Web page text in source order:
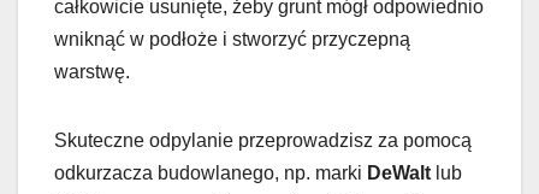
całkowicie usunięte, żeby grunt mógł odpowiednio
wniknąć w podłoże i stworzyć przyczepną
warstwę.
Skuteczne odpylanie przeprowadzisz za pomocą
odkurzacza budowlanego, np. marki DeWalt lub